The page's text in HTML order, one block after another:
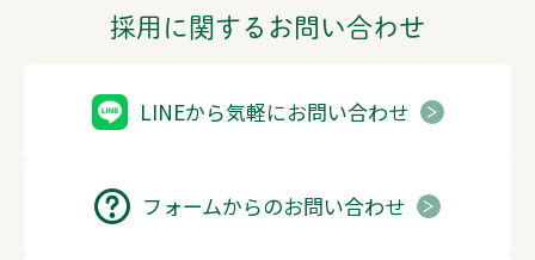
採用に関するお問い合わせ
LINEから気軽にお問い合わせ
フォームからのお問い合わせ